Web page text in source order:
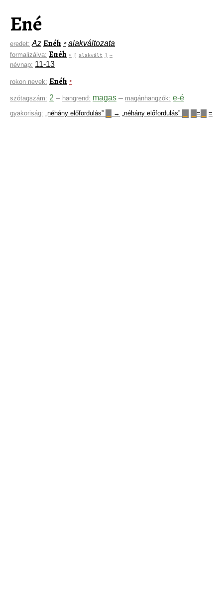
Ené
eredet: Az Enéh ‣ alakváltozata
formalizálva: Enéh ‣ [ alakvált ] ~
névnap: 11-13
rokon nevek: Enéh ‣
szótagszám: 2 – hangrend: magas – magánhangzók: e-é
gyakoriság: „néhány előfordulás” → „néhány előfordulás” = =